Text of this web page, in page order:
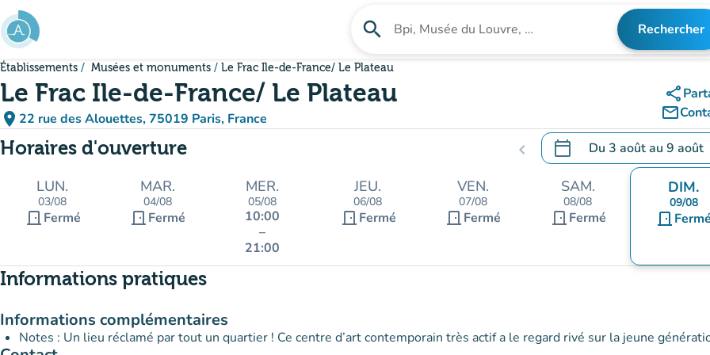
Aller au contenu principal
search Rechercher un établissement Rechercher
Établissements Musées et monuments Le Frac Ile-de-France/ Le Plateau
Le Frac Ile-de-France/ Le Plateau
place 22 rue des Alouettes, 75019 Paris, France
(ouvrir dans Google Maps)
(nouvel onglet)
share
mail_outline
Horaires d'ouverture chevron_left calendar_today Du 3 aoûtau 9 août
.Ouvrir le calendrier pour
LUN.
03/08
door_front Fermé
MAR.
04/08
door_front Fermé
MER.
05/08
10:00
–
21:00
JEU.
06/08
door_front Fermé
VEN.
07/08
door_front Fermé
SAM.
08/08
door_front Fermé
DIM.
09/08
door_front Fermé
Informations pratiques
Informations complémentaires
Notes : Un lieu réclamé par tout un quartier ! Ce centre d’art contemporain très actif a le regard rivé sur la jeune